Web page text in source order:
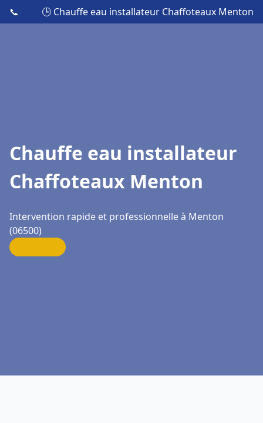
📞 🕒 Chauffe eau installateur Chaffoteaux Menton
Chauffe eau installateur
Chaffoteaux Menton
Intervention rapide et professionnelle à Menton
(06500)